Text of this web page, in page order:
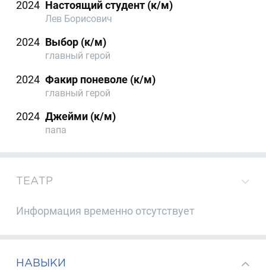
2024 Настоящий студент (к/м)
Лев Борисович
2024 Выбор (к/м)
главный герой
2024 Факир поневоле (к/м)
главный герой
2024 Джейми (к/м)
папа
ТЕАТР
Информация временно отсутствует
НАВЫКИ